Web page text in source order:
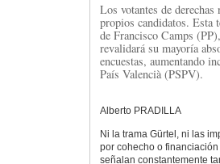
Los votantes de
propios candidatos. Esta
de Francisco Camps
revalidará su mayoría
encuestas, aumentando
País Valencià (PSPV).
Alberto PRADILLA
Ni la trama Gürtel, ni las
por cohecho o
señalan constantemente